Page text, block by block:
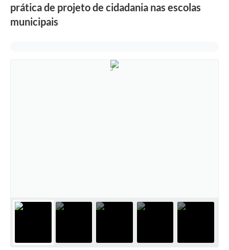
prática de projeto de cidadania nas escolas
municipais